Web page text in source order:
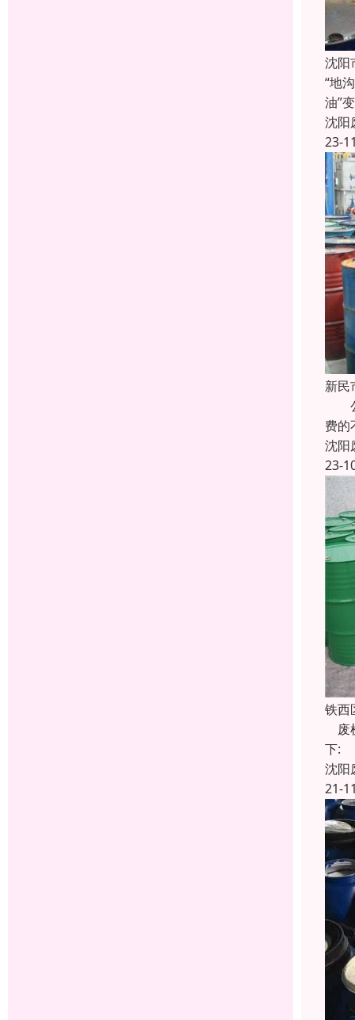
沈阳
“地
油”
沈阳
23-
新民
公
费的
沈阳
23-
铁西
废
下:
沈阳
21-